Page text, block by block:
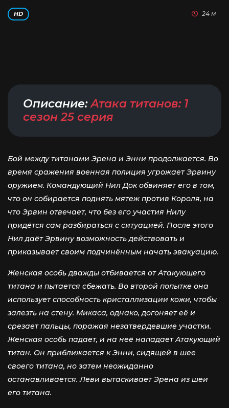
HD 24 м
Описание:Атака титанов: 1
сезон 25 серия
Бой между титанами Эрена и Энни продолжается. Во
время сражения военная полиция угрожает Эрвину
оружием. Командующий Нил Док обвиняет его в том,
что он собирается поднять мятеж против Короля, на
что Эрвин отвечает, что без его участия Нилу
придётся сам разбираться с ситуацией. После этого
Нил даёт Эрвину возможность действовать и
приказывает своим подчинённым начать эвакуацию.
Женская особь дважды отбивается от Атакующего
титана и пытается сбежать. Во второй попытке она
использует способность кристаллизации кожи, чтобы
залезть на стену. Микаса, однако, догоняет её и
срезает пальцы, поражая незатвердевшие участки.
Женская особь падает, и на неё нападает Атакующий
титан. Он приближается к Энни, сидящей в шее
своего титана, но затем неожиданно
останавливается. Леви вытаскивает Эрена из шеи
его титана.